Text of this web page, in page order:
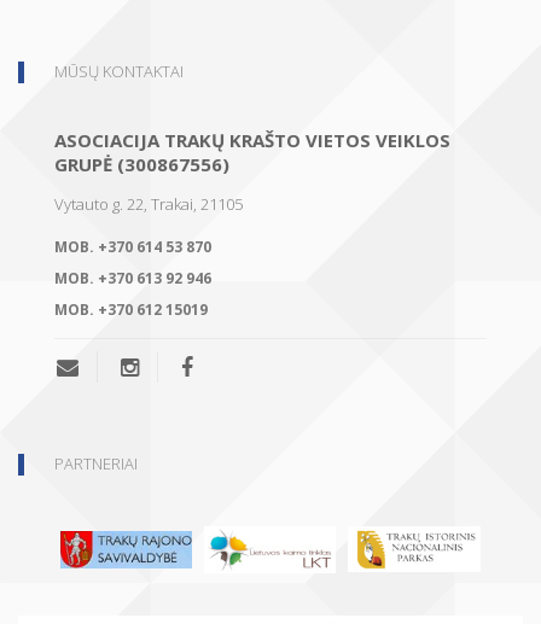
MŪSŲ KONTAKTAI
ASOCIACIJA TRAKŲ KRAŠTO VIETOS VEIKLOS
GRUPĖ (300867556)
Vytauto g. 22, Trakai, 21105
MOB. +370 614 53 870
MOB. +370 613 92 946
MOB. +370 612 15019
PARTNERIAI